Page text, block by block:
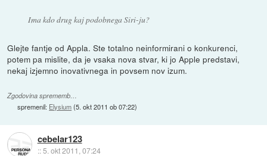
Ima kdo drug kaj podobnega Siri-ju?
Glejte fantje od Appla. Ste totalno neinformirani o konkurenci,
potem pa mislite, da je vsaka nova stvar, ki jo Apple predstavi,
nekaj izjemno inovativnega in povsem nov izum.
Zgodovina sprememb…
spremenil: Elysium(5. okt 2011 ob 07:22)
cebelar123
::5. okt 2011, 07:24